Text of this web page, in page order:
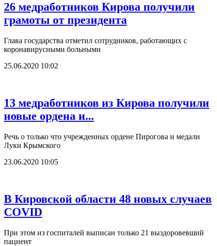
26 медработников Кирова получили
грамоты от президента
Глава государства отметил сотрудников, работающих с
коронавирусными больными
25.06.2020 10:02
13 медработников из Кирова получили
новые ордена и...
Речь о только что учрежденных ордене Пирогова и медали
Луки Крымского
23.06.2020 10:05
В Кировской области 48 новых случаев
COVID
При этом из госпиталей выписан только 21 выздоровевший
пациент